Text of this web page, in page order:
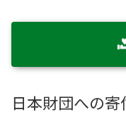
日本財団への寄